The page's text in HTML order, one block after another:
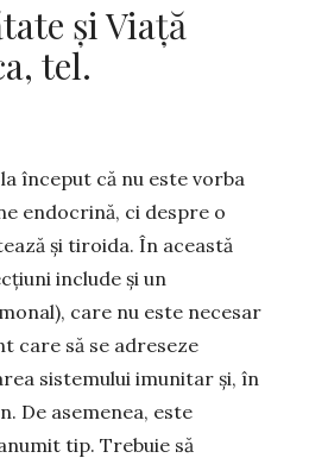
şi Viaţă
tel.
început că nu este vorba
endocrină, ci despre o
și tiroida. În această
in­clu­de și un
care nu este ne­cesar
care să se adreseze
sistemului imunitar și, în
De asemenea, este
tip. Trebuie să